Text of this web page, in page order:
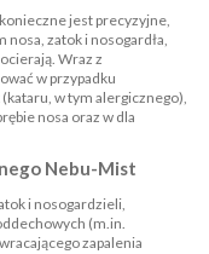
jest precyzyjne,
zatok i nosogardła,
Wraz z
w przypadku
w tym alergicznego),
nosa oraz w dla
Nebu-Mist
i nosogardzieli,
(m.in.
zapalenia